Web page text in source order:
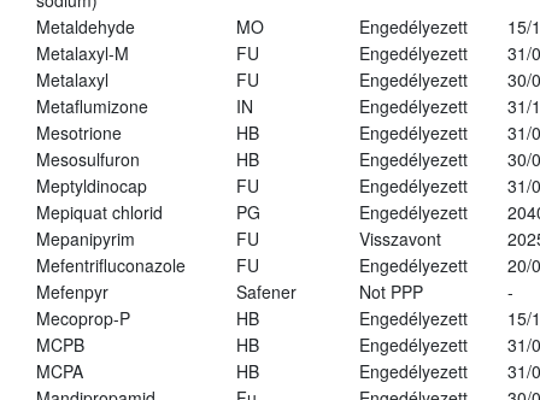
Metaldehyde MO Engedélyezett
15/
Metalaxyl-M
FU Engedélyezett
31/
Metalaxyl
FU Engedélyezett
30/
Metaflumizone
IN Engedélyezett
31/
Mesotrione
HB Engedélyezett
31/
Mesosulfuron
HB Engedélyezett
30/
Meptyldinocap
FU Engedélyezett
31/
Mepiquat chlorid
PG Engedélyezett
Mepanipyrim
FU Visszavont
Mefentrifluconazole
FU Engedélyezett
20/
Mefenpyr
Safener Not PPP
-
Mecoprop-P
HB Engedélyezett
15/
MCPB
HB Engedélyezett
31/
MCPA
HB Engedélyezett
31/